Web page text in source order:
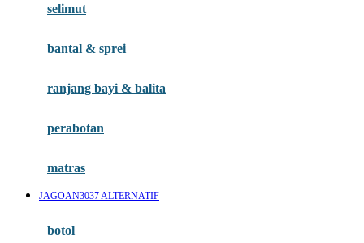
Habbie
Haenim
Hauck
Havaianas
selimut
bantal & sprei
ranjang bayi & balita
perabotan
matras
JAGOAN3037 ALTERNATIF
botol